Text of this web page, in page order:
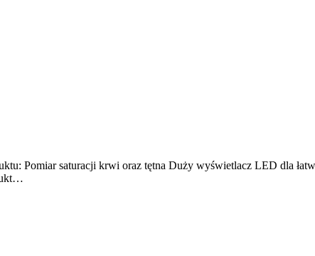
Pomiar saturacji krwi oraz tętna Duży wyświetlacz LED dla